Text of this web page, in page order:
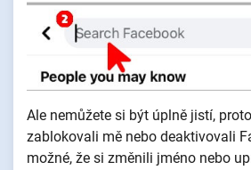
Ale nemůžete si být úplně jistí,
zablokovali mě nebo deaktivovali
možné, že si změnili jméno nebo